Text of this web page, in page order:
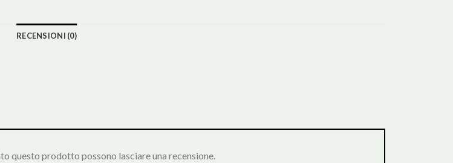
RECENSIONI (0)
questo prodotto possono lasciare una recensione.